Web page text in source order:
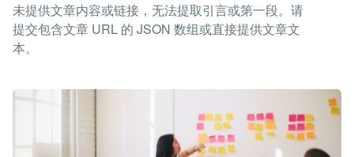
未提供文章内容或链接，无法提取引言或第一段。请
提交包含文章 URL 的 JSON 数组或直接提供文章文
本。